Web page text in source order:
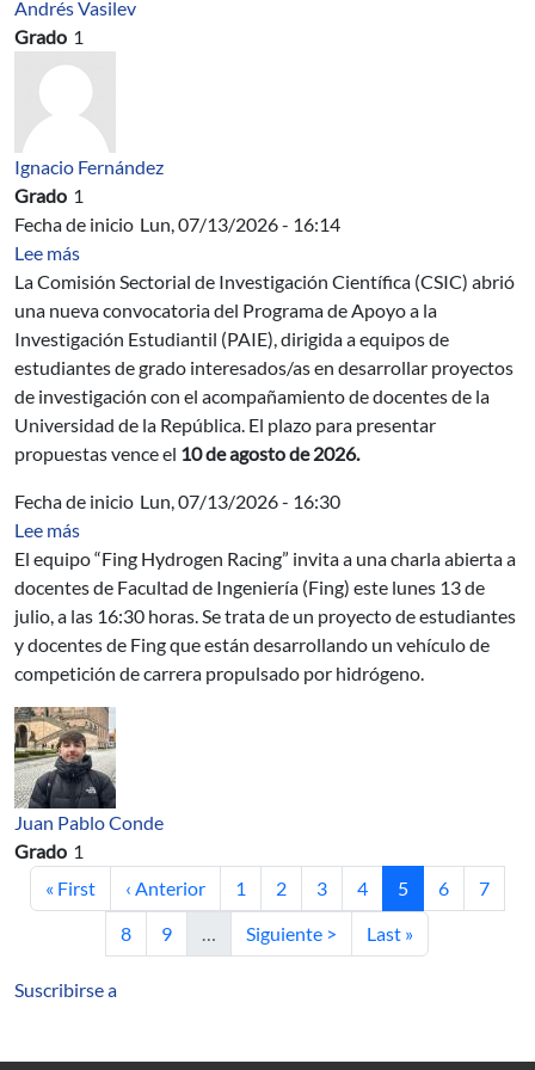
Andrés Vasilev
Grado 1
Ignacio Fernández
Grado 1
Fecha de inicio Lun, 07/13/2026 - 16:14
Lee mássobre Convocatoria 2026 del Programa de Apoyo a la
La Comisión Sectorial de Investigación Científica (CSIC) abrió
una nueva convocatoria del Programa de Apoyo a la
Investigación Estudiantil (PAIE), dirigida a equipos de
estudiantes de grado interesados/as en desarrollar proyectos
de investigación con el acompañamiento de docentes de la
Universidad de la República. El plazo para presentar
propuestas vence el 10 de agosto de 2026.
Fecha de inicio Lun, 07/13/2026 - 16:30
Lee mássobre Charla del equipo “Fing Hydrogen Racing” para
El equipo “Fing Hydrogen Racing” invita a una charla abierta a
docentes de Facultad de Ingeniería (Fing) este lunes 13 de
julio, a las 16:30 horas. Se trata de un proyecto de estudiantes
y docentes de Fing que están desarrollando un vehículo de
competición de carrera propulsado por hidrógeno.
Juan Pablo Conde
Grado 1
Primera página
« First Página anterior
‹ Anterior Página
1 Página
2 Página
3 Página
4 Página actual
5 Página
6 Página
7
Página
8 Página
9 … Siguiente página
Siguiente > Última página
Last »
Suscribirse a